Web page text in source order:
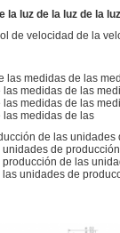
la luz de la luz de la
de velocidad de la
las medidas de las
medidas de las
medidas de las
medidas de las
de las unidades
de
de las
unidades de